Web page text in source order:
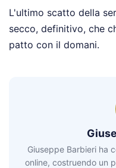
L'ultimo scatto della
secco, definitivo, che
patto con il domani.
Giuseppe Barbieri ha
online, costruendo un